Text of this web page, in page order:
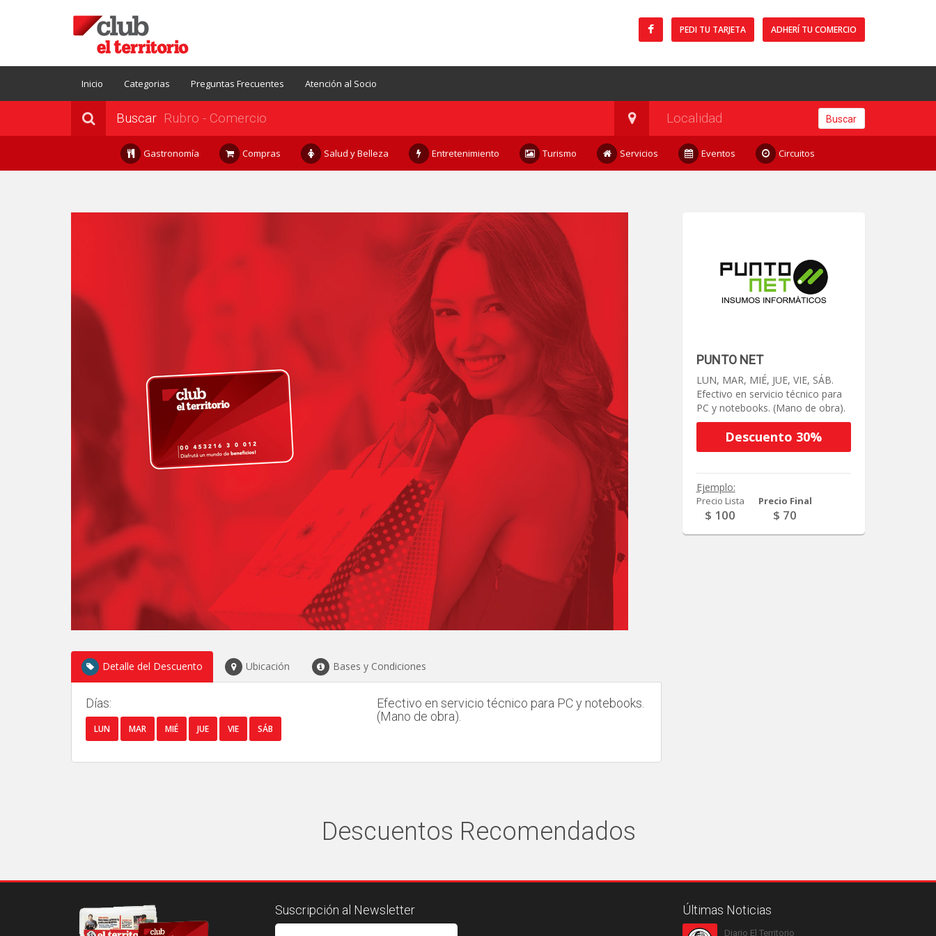
PEDI TU TARJETA ADHERÍ TU COMERCIO
Inicio Categorias Preguntas Frecuentes Atención al Socio
Buscar Buscar
Gastronomía Compras Salud y Belleza Entretenimiento Turismo Servicios Eventos Circuitos
Detalle del Descuento Ubicación Bases y Condiciones
Días:
LUN MAR MIÉ JUE VIE SÁB
Efectivo en servicio técnico para PC y notebooks.
(Mano de obra).
Descuentos Recomendados
PUNTO NET
LUN, MAR, MIÉ, JUE, VIE, SÁB.
Efectivo en servicio técnico para
PC y notebooks. (Mano de obra).
Descuento 30%
Ejemplo:
Precio Lista
$ 100
Precio Final
$ 70
Suscripción al Newsletter Últimas Noticias
Diario El Territorio